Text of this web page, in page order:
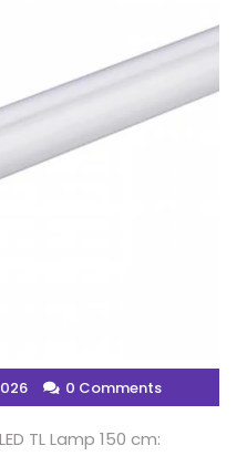
0 Comments
TL Lamp 150 cm: